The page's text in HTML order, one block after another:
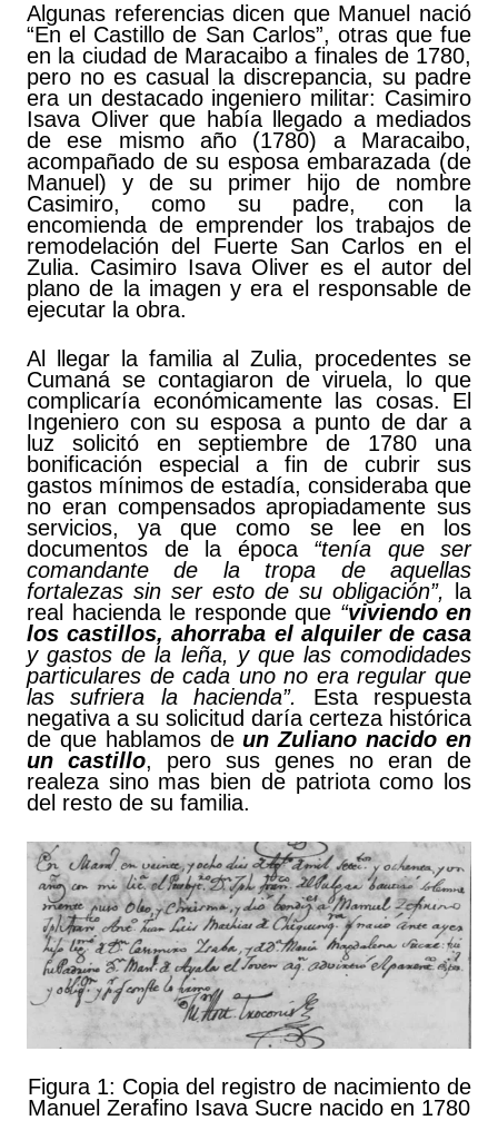
Algunas referencias dicen que Manuel nació
“En el Castillo de San Carlos”, otras que fue
en la ciudad de Maracaibo a finales de 1780,
pero no es casual la discrepancia, su padre
era un destacado ingeniero militar: Casimiro
Isava Oliver que había llegado a mediados
de ese mismo año (1780) a Maracaibo,
acompañado de su esposa embarazada (de
Manuel) y de su primer hijo de nombre
Casimiro, como su padre, con la
encomienda de emprender los trabajos de
remodelación del Fuerte San Carlos en el
Zulia. Casimiro Isava Oliver es el autor del
plano de la imagen y era el responsable de
ejecutar la obra.
Al llegar la familia al Zulia, procedentes se
Cumaná se contagiaron de viruela, lo que
complicaría económicamente las cosas. El
Ingeniero con su esposa a punto de dar a
luz solicitó en septiembre de 1780 una
bonificación especial a fin de cubrir sus
gastos mínimos de estadía, consideraba que
no eran compensados apropiadamente sus
servicios, ya que como se lee en los
documentos de la época “tenía que ser
comandante de la tropa de aquellas
fortalezas sin ser esto de su obligación”,
la
real hacienda le responde que “viviendo en
los castillos, ahorraba el alquiler de casa
y gastos de la leña, y que las comodidades
particulares de cada uno no era regular que
las sufriera la hacienda”. Esta respuesta
negativa a su solicitud daría certeza histórica
de que hablamos deun Zuliano nacido en
un castillo, pero sus genes no eran de
realeza sino mas bien de patriota como los
del resto de su familia.
Figura 1: Copia del registro de nacimiento de
Manuel Zerafino Isava Sucre nacido en 1780